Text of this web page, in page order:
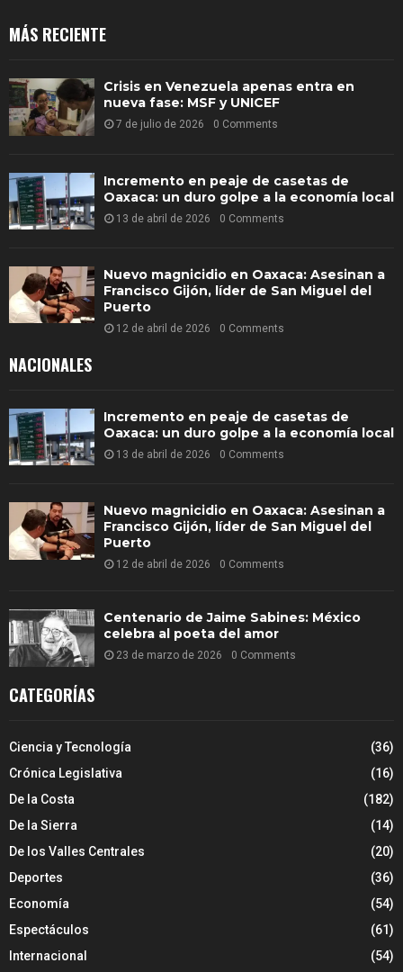
MÁS RECIENTE
Crisis en Venezuela apenas entra en
nueva fase: MSF y UNICEF
7 de julio de 2026 0 Comments
Incremento en peaje de casetas de
Oaxaca: un duro golpe a la economía local
13 de abril de 2026 0 Comments
Nuevo magnicidio en Oaxaca: Asesinan a
Francisco Gijón, líder de San Miguel del
Puerto
12 de abril de 2026 0 Comments
NACIONALES
Incremento en peaje de casetas de
Oaxaca: un duro golpe a la economía local
13 de abril de 2026 0 Comments
Nuevo magnicidio en Oaxaca: Asesinan a
Francisco Gijón, líder de San Miguel del
Puerto
12 de abril de 2026 0 Comments
Centenario de Jaime Sabines: México
celebra al poeta del amor
23 de marzo de 2026 0 Comments
CATEGORÍAS
Ciencia y Tecnología
(36)
Crónica Legislativa
(16)
De la Costa
(182)
De la Sierra
(14)
De los Valles Centrales
(20)
Deportes
(36)
Economía
(54)
Espectáculos
(61)
Internacional
(54)